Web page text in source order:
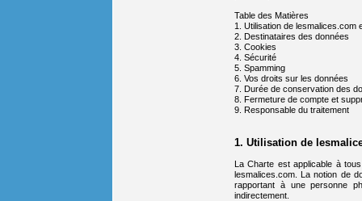
Table des Matières
1. Utilisation de lesmalices.com
2. Destinataires des données
3. Cookies
4. Sécurité
5. Spamming
6. Vos droits sur les données
7. Durée de conservation des
8. Fermeture de compte et
9. Responsable du traitement
1. Utilisation de
La Charte est applicable à
lesmalices.com. La notion de
rapportant à une personne
indirectement.